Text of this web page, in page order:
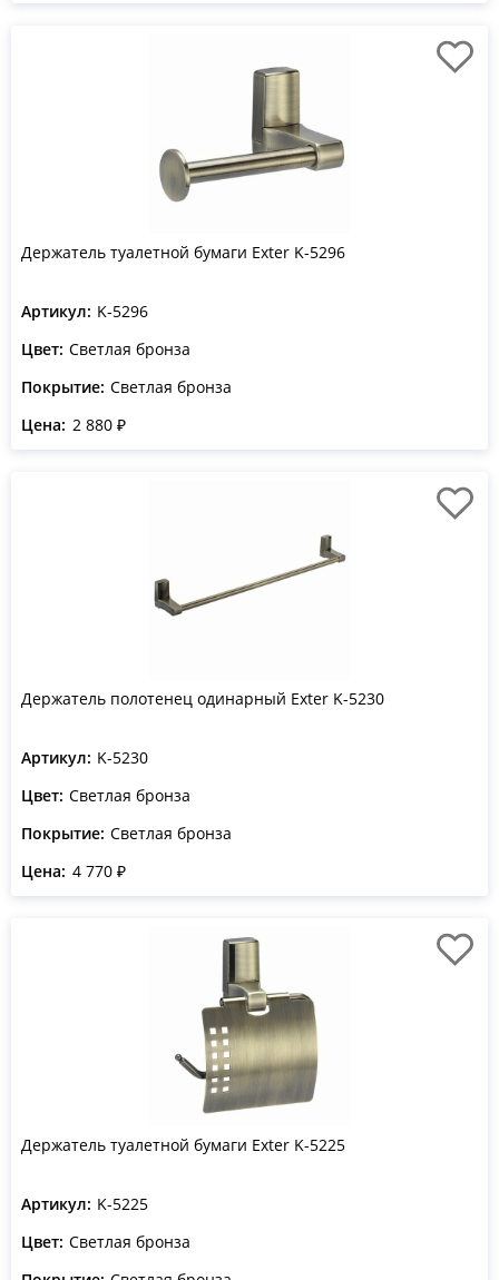
Держатель туалетной бумаги Exter K-5296
Артикул: K-5296
Цвет: Светлая бронза
Покрытие: Светлая бронза
Цена: 2 880 ₽
Держатель полотенец одинарный Exter K-5230
Артикул: K-5230
Цвет: Светлая бронза
Покрытие: Светлая бронза
Цена: 4 770 ₽
Держатель туалетной бумаги Exter K-5225
Артикул: K-5225
Цвет: Светлая бронза